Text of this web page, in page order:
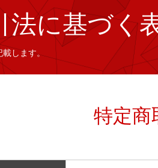
法に基づく
します。
特定商